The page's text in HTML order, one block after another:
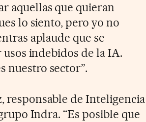
aquellas que quieran
lo siento, pero yo no
aplaude que se
usos indebidos de la IA.
nuestro sector”.
responsable de Inteligencia
Indra. “Es posible que